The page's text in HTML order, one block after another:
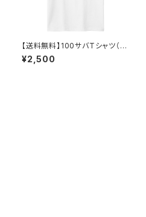
【送料無料】100サバTシャツ（半
袖）
¥2,500